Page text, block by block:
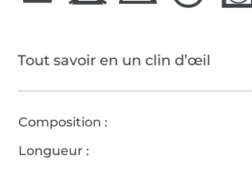
Tout savoir en un clin d’œil
Composition :
Longueur :